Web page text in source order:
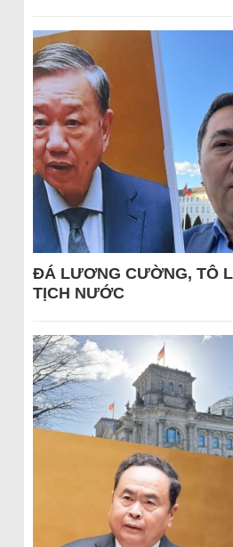
ĐÁ LƯƠNG CƯỜNG, TÔ
TỊCH NƯỚC